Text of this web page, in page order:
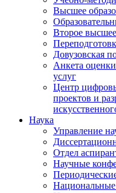
Высшее
Второе высшее
Довузовская
Анкета оценки
услуг
Центр
проектов и
Наука
Управление
Отдел
Научные